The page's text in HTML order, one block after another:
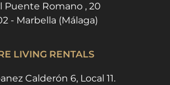
Puente Romano , 20
- Marbella (Málaga)
LIVING RENTALS
Calderón 6, Local 11.